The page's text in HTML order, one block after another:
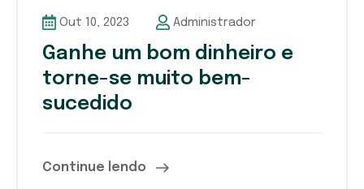
Out 10, 2023 Administrador
Ganhe um bom dinheiro e
torne-se muito bem-
sucedido
Continue lendo